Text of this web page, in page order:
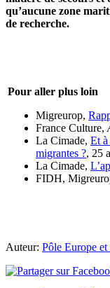
qu’aucune zone
de recherche.
Pour aller plus loin
Migreurop,
France Culture,
La Cimade, Et à
migrantes ?, 25
La Cimade,
FIDH,
Auteur: Pôle Europe